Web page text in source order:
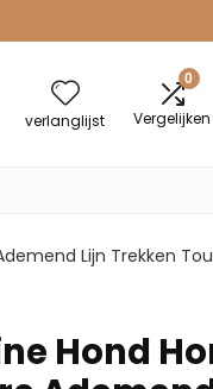
verlanglijst
0
Vergelijken
Lijn Trekken
Hond